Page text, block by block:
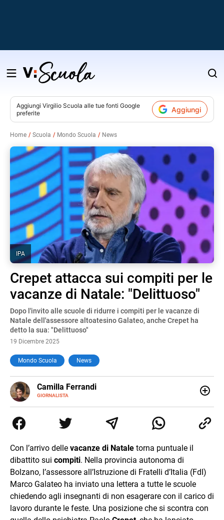
Salta
contenuto
Aggiungi Virgilio Scuola alle tue fonti Google
preferite
Aggiungi
Home Scuola Mondo Scuola News
IPA
Crepet attacca sui compiti per le
vacanze di Natale: "Delittuoso"
Dopo l'invito alle scuole di ridurre i compiti per le vacanze di
Natale dell'assessore altoatesino Galateo, anche Crepet ha
detto la sua: "Delittuoso"
19 Dicembre 2025
Mondo Scuola News
Camilla Ferrandi
GIORNALISTA
E-
MAIL
LINKEDIN
di trasformare la passione per la scrittura in un lavoro, e
da lì non mi sono più fermata. L’attualità è il mio pane
mente.
Con l’arrivo delle vacanze di Natale torna puntuale il
dibattito sui compiti. Nella provincia autonoma di
Bolzano, l’assessore all’Istruzione di Fratelli d’Italia (FdI)
Marco Galateo ha inviato una lettera a tutte le scuole
chiedendo agli insegnanti di non esagerare con il carico di
lavoro durante le feste. Una posizione che si scontra con